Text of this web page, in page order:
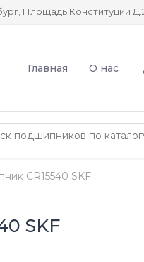
Площадь Конституции
Главная О нас
CR15540 SKF
SKF